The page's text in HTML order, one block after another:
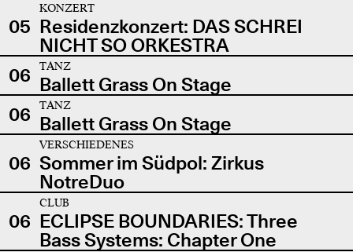
05
KONZERT
Residenzkonzert: DAS SCHREI
NICHT SO ORKESTRA
06
TANZ
Ballett Grass On Stage
06
TANZ
Ballett Grass On Stage
06
VERSCHIEDENES
Sommer im Südpol: Zirkus
NotreDuo
06
CLUB
ECLIPSE BOUNDARIES: Three
Bass Systems: Chapter One